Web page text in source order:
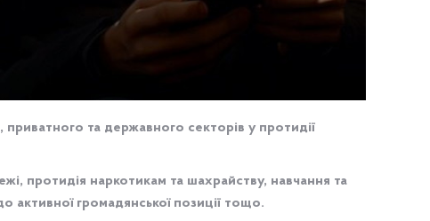
та державного секторів у протидії
протидія наркотикам та шахрайству, навчання та
активної громадянської позиції тощо.